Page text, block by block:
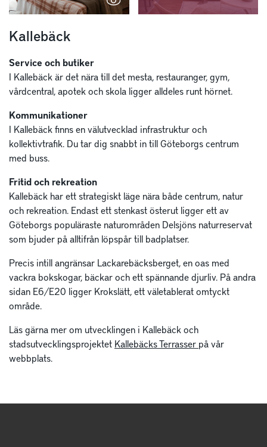
Kallebäck
Service och butiker
I Kallebäck är det nära till det mesta, restauranger, gym,
vårdcentral, apotek och skola ligger alldeles runt hörnet.
Kommunikationer
I Kallebäck finns en välutvecklad infrastruktur och
kollektivtrafik. Du tar dig snabbt in till Göteborgs centrum
med buss.
Fritid och rekreation
Kallebäck har ett strategiskt läge nära både centrum, natur
och rekreation. Endast ett stenkast österut ligger ett av
Göteborgs populäraste naturområden Delsjöns naturreservat
som bjuder på alltifrån löpspår till badplatser.
Precis intill angränsar Lackarebäcksberget, en oas med
vackra bokskogar, bäckar och ett spännande djurliv. På andra
sidan E6/E20 ligger Krokslätt, ett väletablerat omtyckt
område.
Läs gärna mer om utvecklingen i Kallebäck och
stadsutvecklingsprojektet Kallebäcks Terrasser på vår
webbplats.